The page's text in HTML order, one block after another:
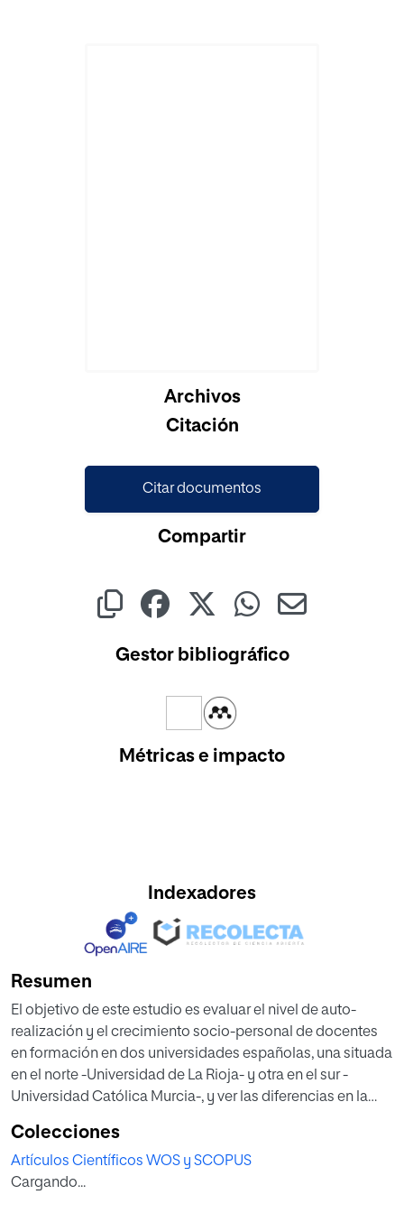
Archivos
Citación
Citar documentos
Compartir
Gestor bibliográfico
Métricas e impacto
Indexadores
Resumen
El objetivo de este estudio es evaluar el nivel de auto-
realización y el crecimiento socio-personal de docentes
en formación en dos universidades españolas, una situada
en el norte -Universidad de La Rioja- y otra en el sur -
Universidad Católica Murcia-, y ver las diferencias en la
366 profesores en formación, 183 futuros profesores en la
etapa de primaria, pertenecientes a la Universidad de La
Rioja, y 183 pertenecientes a la etapa de educación infantil
Colecciones
Artículos Científicos WOS y SCOPUS
Cargando...